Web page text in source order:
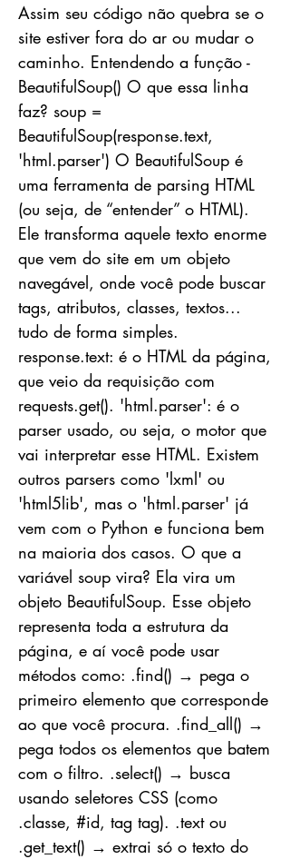
Assim seu código não quebra se o
site estiver fora do ar ou mudar o
caminho. Entendendo a função -
BeautifulSoup() O que essa linha
faz? soup =
BeautifulSoup(response.text,
'html.parser') O BeautifulSoup é
uma ferramenta de parsing HTML
(ou seja, de “entender” o HTML).
Ele transforma aquele texto enorme
que vem do site em um objeto
navegável, onde você pode buscar
tags, atributos, classes, textos...
tudo de forma simples.
response.text: é o HTML da página,
que veio da requisição com
requests.get(). 'html.parser': é o
parser usado, ou seja, o motor que
vai interpretar esse HTML. Existem
outros parsers como 'lxml' ou
'html5lib', mas o 'html.parser' já
vem com o Python e funciona bem
na maioria dos casos. O que a
variável soup vira? Ela vira um
objeto BeautifulSoup. Esse objeto
representa toda a estrutura da
página, e aí você pode usar
métodos como: .find() → pega o
primeiro elemento que corresponde
ao que você procura. .find_all() →
pega todos os elementos que batem
com o filtro. .select() → busca
usando seletores CSS (como
.classe, #id, tag tag). .text ou
.get_text() → extrai só o texto do